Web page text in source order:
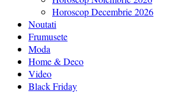
Horoscop Decembrie 2026
Noutati
Frumusete
Moda
Home & Deco
Video
Black Friday